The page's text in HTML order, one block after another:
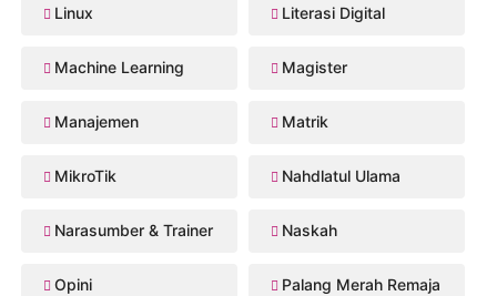
Linux Literasi Digital
Machine Learning Magister
Manajemen Matrik
MikroTik Nahdlatul Ulama
Narasumber & Trainer Naskah
Opini Palang Merah Remaja